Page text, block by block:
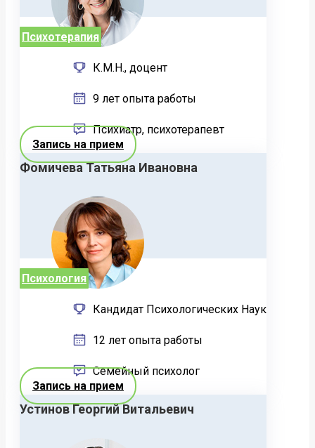
Психотерапия
К.М.Н., доцент
9 лет опыта работы
Психиатр, психотерапевт
Запись на прием
Фомичева Татьяна Ивановна
Психология
Кандидат Психологических Наук
12 лет опыта работы
Семейный психолог
Запись на прием
Устинов Георгий Витальевич